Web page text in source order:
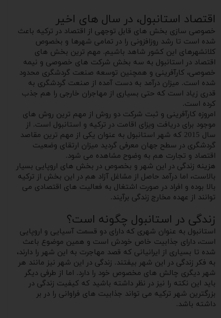
اقتصاد استانبول، در سال های اخیر
خصوصی سازی بخش های قابل توجهی از اقتصاد در ترکیه باعث
شده است تا رشد روزافزونی را در تمامی شهرها و بخصوص
کلانشهرهای این کشور شاهد باشیم. مهم ترین بخش های
اقتصاد در استانبول به سه بخش شرکت های خصوصی و نیمه
خصوصی، کارآفرینی و همچنین توسعه صنعت گردشگری محدود
شده است. میزان درآمد به دست آمده از صنعت گردشگری به
قدری زیاد است که حتی بسیاری از مهاجران خارجی را هم جذب
کرده است.
امروزه کارآفرینی و ثبت شرکت دو روش از مهم ترین روش های
موجود برای دریافت ویزای اقامت در ترکیه و استانبول است. از
سال 2015 که شهر استانبول به عنوان یکی از مهم ترین مقاصد
گردشگری در سطح جهان معرفی گردید میزان ارتقای وضعیت
اقتصاد و تجارت هم به وضوح مشاهده می شود.
هزینه زندگی در این شهر و بخصوص در بخش های اروپایی بسیار
بالاست، اما درآمد حاصل از مشاغل آزاد هم در این بخش از ترکیه
بالا بوده و افراد در صورت اشتغال به فعالیت های اقتصادی می
توانند از عهده مخارج زندگی برآیند.
زندگی در استانبول چگونه است؟
استانبول به عنوان شهری که دارای دو قسمت آسیایی و اروپایی
است، دارای جذابیت خاص خودش است و همین موضوع باعث
شده تا بسیاری از ایرانیانی که قصد مهاجرت به این شهر را دارند،
به فکر زندگی در این شهر بیفتند. زندگی در این شهر نیز مانند هر
شهر دیگری چالش های مخصوص خود را دارد. اما از طرفی دیگر
باید این نکته را نیز در نظر داشته باشید که کیفیت زندگی در
بزرگترین شهر ترکیه می تواند جذابیت های فراوانی را در بر
داشته باشد.